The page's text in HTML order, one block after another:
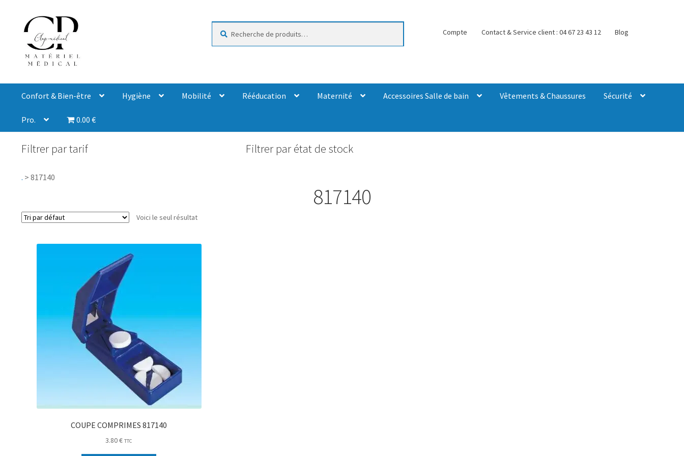
Compte Contact & Service client : 04 67 23 43 12 Blog
Confort & Bien-être Hygiène Mobilité Rééducation Maternité Accessoires Salle de bain Vêtements & Chaussures Sécurité
Pro. 0.00 €
Filtrer par tarif Filtrer par état de stock
. > 817140
817140
Voici le seul résultat
COUPE COMPRIMES 817140
3.80€ TTC